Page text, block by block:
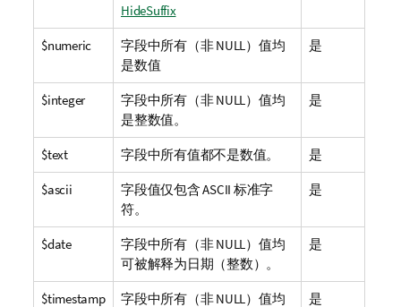
HideSuffix
$numeric 字段中所有（非NULL ）值均
是数值
是
$integer 字段中所有（非NULL ）值均
是整数值。
是
$text 字段中所有值都不是数值。 是
$ascii
字段值仅包含 ASCII 标准字
符。
是
$date 字段中所有（非NULL ）值均
可被解释为日期（整数）。
是
$timestamp 字段中所有（非NULL ）值均
是